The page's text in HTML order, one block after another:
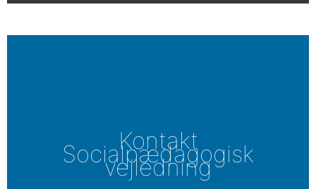
Kontakt
Socialpædagogisk
vejledning